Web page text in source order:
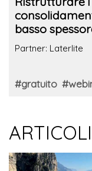
basso
terrazzi,
Partner: Laterlite
#gratuito
ARTICOLI